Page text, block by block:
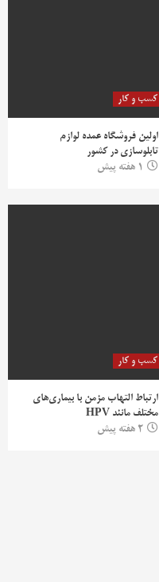
کسب و کار
اولین فروشگاه عمده لوازم
تابلوسازی در کشور
1 هفته پیش
کسب و کار
ارتباط التهاب مزمن با بیماری‌های
مختلف مانند HPV
2 هفته پیش